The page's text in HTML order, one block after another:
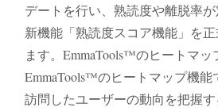
デートを行い、熟読度や離脱率
新機能「熟読度スコア機能」を
ます。EmmaTools™のヒートマッ
EmmaTools™のヒートマップ機能
訪問したユーザーの動向を把握す